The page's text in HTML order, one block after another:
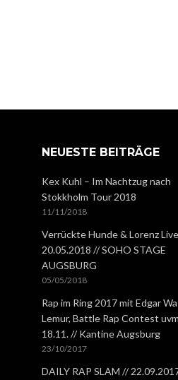
NEUESTE BEITRÄGE
Kex Kuhl – Im Nachtzug nach
Stokkholm Tour 2018
11/11/2018
Verrückte Hunde & Lorenz
20.05.2018 // SOHO STAGE
AUGSBURG
05/05/2018
Rap im Ring 2017 mit Edgar
Lemur, Battle Rap Contest
18.11. // Kantine Augsburg
23/10/2017
DAILY RAP SLAM //